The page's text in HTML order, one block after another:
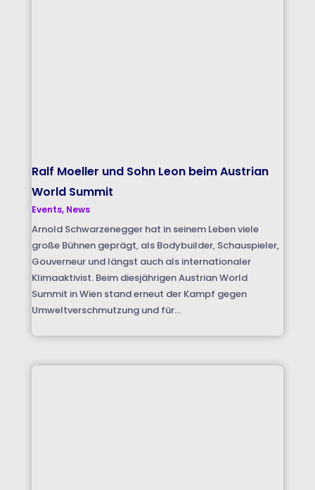
Ralf Moeller und Sohn Leon beim Austrian
World Summit
Events, News
Arnold Schwarzenegger hat in seinem Leben viele
große Bühnen geprägt, als Bodybuilder, Schauspieler,
Gouverneur und längst auch als internationaler
Klimaaktivist. Beim diesjährigen Austrian World
Summit in Wien stand erneut der Kampf gegen
Umweltverschmutzung und für...